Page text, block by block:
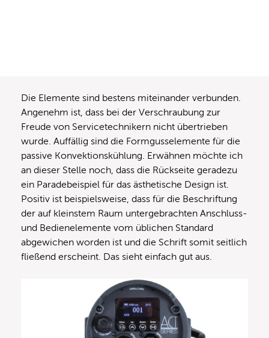
Die Elemente sind bestens miteinander verbunden.
Angenehm ist, dass bei der Verschraubung zur
Freude von Servicetechnikern nicht übertrieben
wurde. Auffällig sind die Formgusselemente für die
passive Konvektionskühlung. Erwähnen möchte ich
an dieser Stelle noch, dass die Rückseite geradezu
ein Paradebeispiel für das ästhetische Design ist.
Positiv ist beispielsweise, dass für die Beschriftung
der auf kleinstem Raum untergebrachten Anschluss-
und Bedienelemente vom üblichen Standard
abgewichen worden ist und die Schrift somit seitlich
fließend erscheint. Das sieht einfach gut aus.